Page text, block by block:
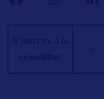
S'inscrire à la
newsletter